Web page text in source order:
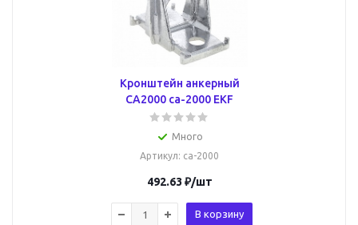
Кронштейн анкерный
CА2000 ca-2000 EKF
Много
Артикул: ca-2000
492.63 ₽/шт
В корзину